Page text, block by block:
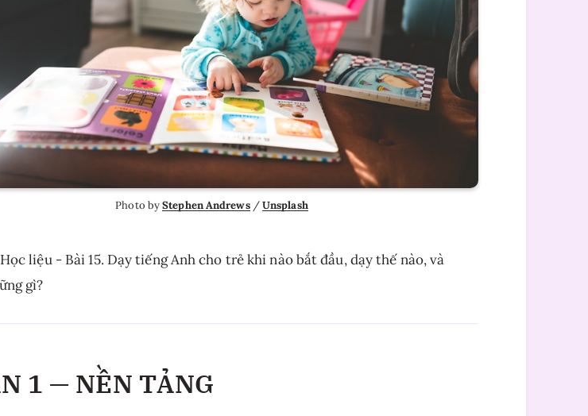
Photo by Stephen Andrews / Unsplash
liệu - Bài 15. Dạy tiếng Anh cho trẻ khi nào bắt đầu, dạy thế nào, và
gì?
1 — NỀN TẢNG